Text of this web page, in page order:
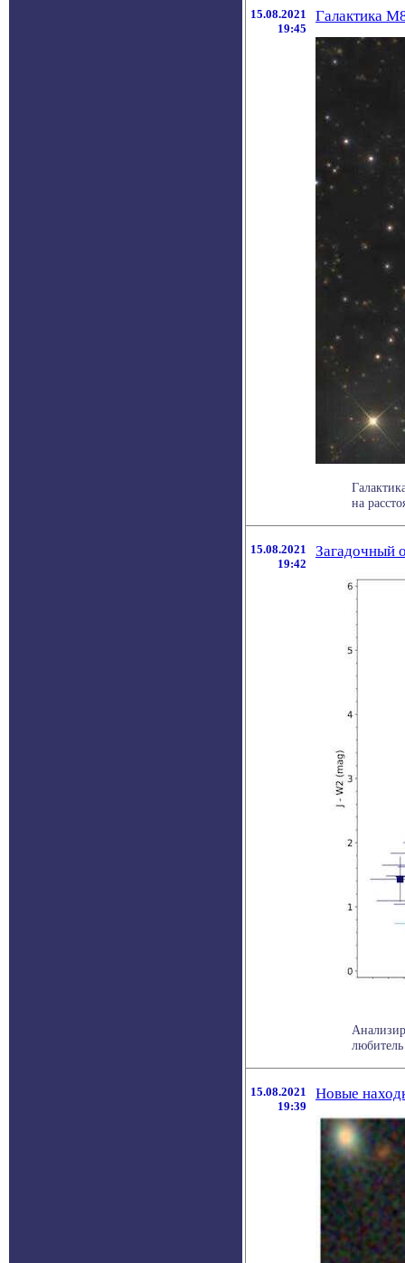
15.08.2021
19:45
Галактика
на
15.08.2021
19:42
Загадочный
15.08.2021
19:39
Новые